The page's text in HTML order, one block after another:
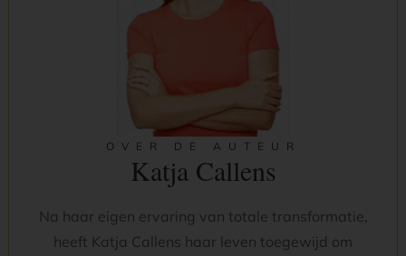
OVER DE AUTEUR
Katja Callens
Na haar eigen ervaring van totale transformatie,
heeft Katja Callens haar leven toegewijd om